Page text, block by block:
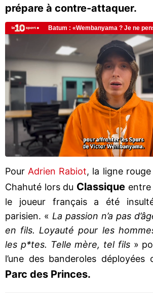
prépare à contre-attaquer.
Pour Adrien Rabiot, la ligne
Chahuté lors du Classiqueentre
le joueur français a été
parisien. « La passion n’a pas
en fils. Loyauté pour les
les p*tes. Telle mère, tel fils »
l’une des banderoles déployées
Parc des Princes.